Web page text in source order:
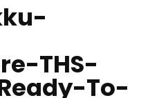
THS-
To-